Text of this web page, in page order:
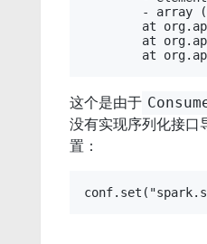
这个是由于
没有实现序列化接口
置：